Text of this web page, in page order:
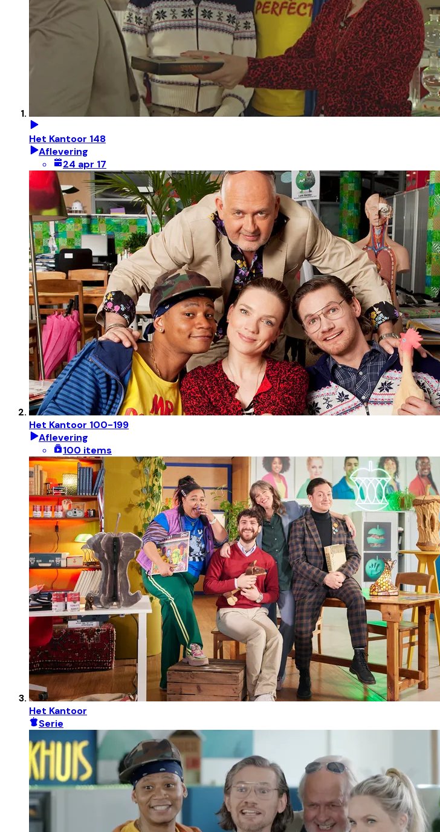
Het Kantoor 148
Aflevering
24 apr 17
Het Kantoor 100-199
Aflevering
100 items
Het Kantoor
Serie